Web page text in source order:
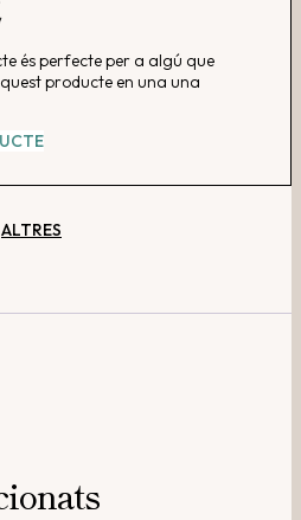
és perfecte per a algú que
producte en una una
ALTRES